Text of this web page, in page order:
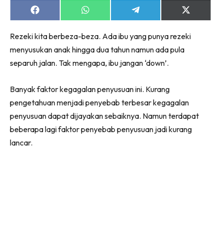
Share
on
Share
on
Share
on
Share
on
(Twitter)
Rezeki kita berbeza-beza. Ada ibu yang punya rezeki
menyusukan anak hingga dua tahun namun ada pula
separuh jalan. Tak mengapa, ibu jangan ‘down’.
Banyak faktor kegagalan penyusuan ini. Kurang
pengetahuan menjadi penyebab terbesar kegagalan
penyusuan dapat dijayakan sebaiknya. Namun terdapat
beberapa lagi faktor penyebab penyusuan jadi kurang
lancar.